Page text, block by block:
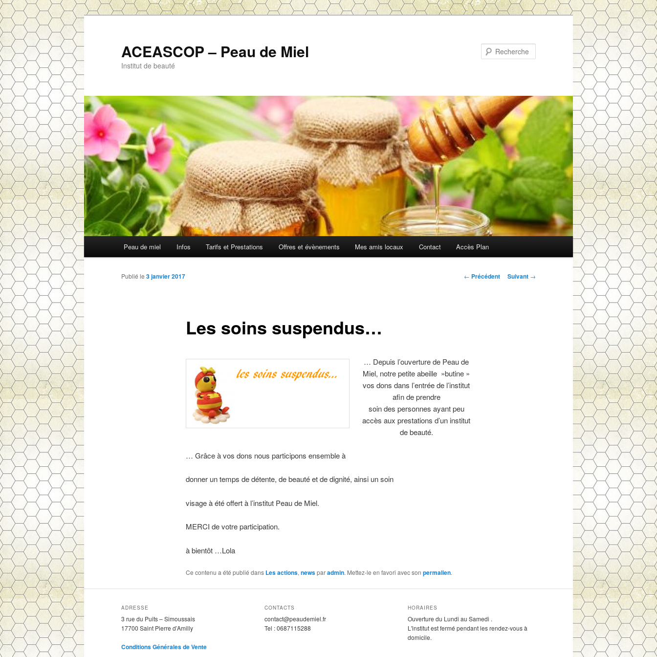
ACEASCOP – Peau de Miel
Institut de beauté
Aller
au
Peau de miel Infos Tarifs et Prestations Offres et évènements Mes amis locaux Contact Accès Plan
Navigation
← Précédent Suivant →
Les soins suspendus…
Publié le 3 janvier 2017
… Depuis l’ouverture de Peau de
Miel, notre petite abeille »butine »
vos dons dans l’entrée de l’institut
afin de prendre
soin des personnes ayant peu
accès aux prestations d’un institut
de beauté.
… Grâce à vos dons nous participons ensemble à
donner un temps de détente, de beauté et de dignité, ainsi un soin
visage à été offert à l’institut Peau de Miel.
MERCI de votre participation.
à bientôt …Lola
Ce contenu a été publié dans Les actions, newsparadmin. Mettez-le en favori avec son permalien.
ADRESSE
3 rue du Puits – Simoussais
17700 Saint Pierre d’Amilly
Conditions Générales de Vente
CONTACTS
contact@peaudemiel.fr
Tel : 0687115288
HORAIRES
Ouverture du Lundi au Samedi .
L'institut est fermé pendant les rendez-vous à
domicile.